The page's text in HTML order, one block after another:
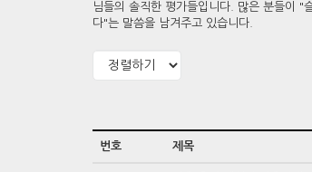
님들의 솔직한 평가들입니다. 많은 분들이 "
다"는 말씀을 남겨주고 있습니다.
번호 제목